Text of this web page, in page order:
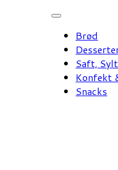
Brød
Saft,
Konfekt
Snacks